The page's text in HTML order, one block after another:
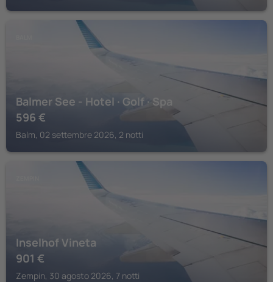
Balmer See - Hotel · Golf · Spa
596 €
Balm, 02 settembre 2026, 2 notti
Inselhof Vineta
901 €
Zempin, 30 agosto 2026, 7 notti